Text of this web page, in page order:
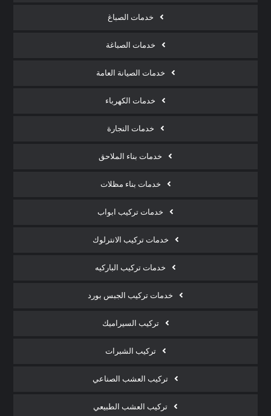
خدمات الصباغ
خدمات الصباغة
خدمات الصيانة العامة
خدمات الكهرباء
خدمات النجارة
خدمات بناء الملاحق
خدمات بناء مظلات
خدمات تركيب ابواب
خدمات تركيب الانترلوك
خدمات تركيب الباركيه
خدمات تركيب الجبس بورد
تركيب السيراميك
تركيب الشبرات
تركيب العشب الصناعي
تركيب العشب الطبيعي